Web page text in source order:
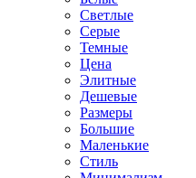
Светлые
Серые
Темные
Цена
Элитные
Дешевые
Размеры
Большие
Маленькие
Стиль